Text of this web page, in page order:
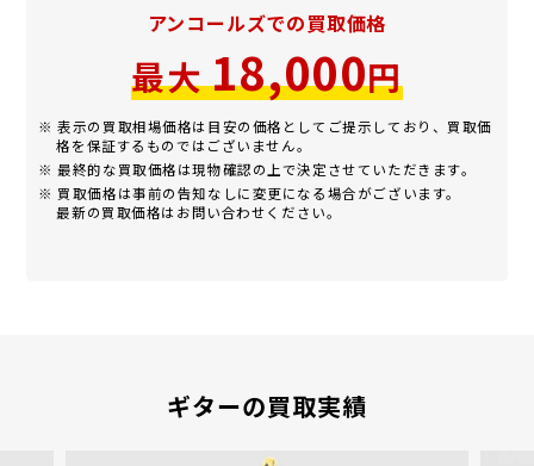
アンコールズでの買取価格
最大18,000円
※ 表示の買取相場価格は目安の価格としてご提示しており、買取価
格を保証するものではございません。
※ 最終的な買取価格は現物確認の上で決定させていただきます。
※ 買取価格は事前の告知なしに変更になる場合がございます。
最新の買取価格はお問い合わせください。
ギターの買取実績